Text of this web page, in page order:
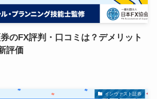
のFX評判・口コミは？デメリット
評価
インヴァスト証券